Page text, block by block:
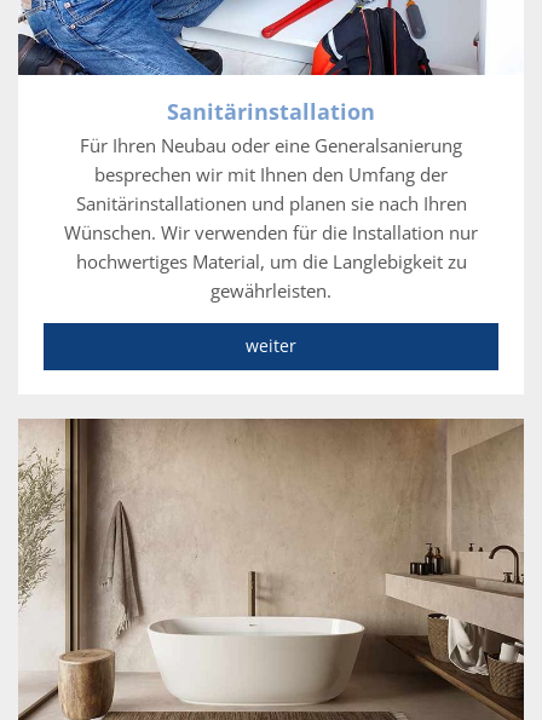
Sanitärinstallation
Für Ihren Neubau oder eine Generalsanierung
besprechen wir mit Ihnen den Umfang der
Sanitärinstallationen und planen sie nach Ihren
Wünschen. Wir verwenden für die Installation nur
hochwertiges Material, um die Langlebigkeit zu
gewährleisten.
weiter